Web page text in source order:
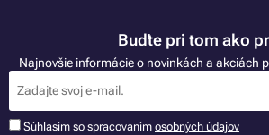
Buďte pri tom ako
Najnovšie informácie o novinkách a akciách
Súhlasím so spracovaním osobných údajov